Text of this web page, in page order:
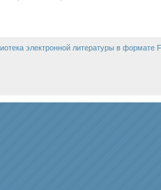
электронной литературы в формате